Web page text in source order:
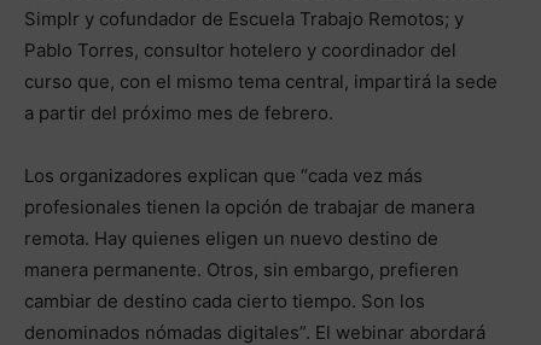
Simplr y cofundador de Escuela Trabajo Remotos; y
Pablo Torres, consultor hotelero y coordinador del
curso que, con el mismo tema central, impartirá la sede
a partir del próximo mes de febrero.
Los organizadores explican que “cada vez más
profesionales tienen la opción de trabajar de manera
remota. Hay quienes eligen un nuevo destino de
manera permanente. Otros, sin embargo, prefieren
cambiar de destino cada cierto tiempo. Son los
denominados nómadas digitales”. El webinar abordará